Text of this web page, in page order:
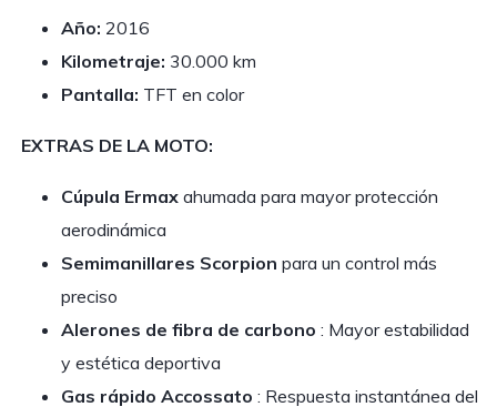
Año: 2016
Kilometraje: 30.000 km
Pantalla: TFT en color
EXTRAS DE LA MOTO:
Cúpula Ermax ahumada para mayor protección
aerodinámica
Semimanillares Scorpion para un control más
preciso
Alerones de fibra de carbono : Mayor estabilidad
y estética deportiva
Gas rápido Accossato : Respuesta instantánea del